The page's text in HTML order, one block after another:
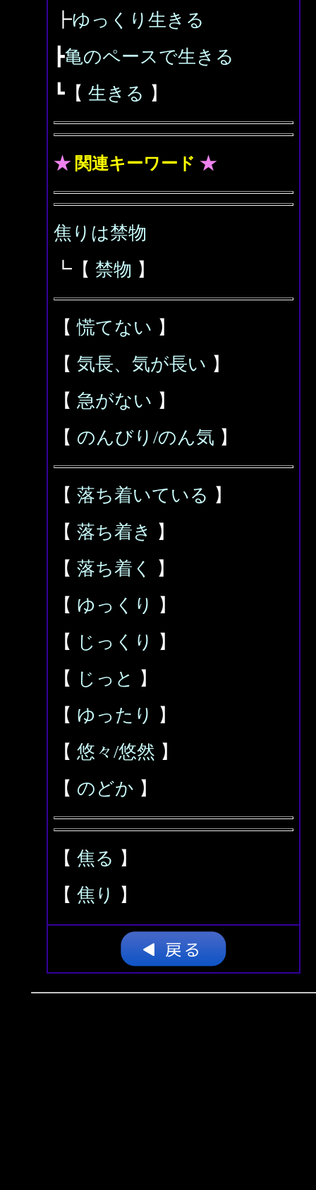
┣ゆっくり生きる
┣亀のペースで生きる
┗【 生きる 】
★ 関連キーワード ★
焦りは禁物
┗【 禁物 】
【慌てない 】
【 気長、気が長い 】
【 急がない 】
【 のんびり/のん気 】
【 落ち着いている 】
【 落ち着き
】
【 落ち着く
】
【 ゆっくり
】
【
じっくり
】
【
じっと
】
【 ゆったり
】
【 悠々/悠然 】
【 のどか 】
【 焦る 】
【 焦り 】